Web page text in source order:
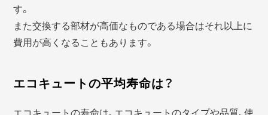
す。
また交換する部材が高価なものである場合はそれ以上に
費用が高くなることもあります。
エコキュートの平均寿命は？
エコキュートの寿命は、エコキュートのタイプや品質、使